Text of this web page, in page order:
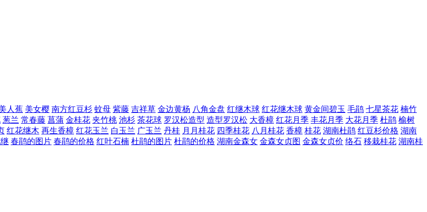
人蕉 美女樱 南方红豆杉 蚊母 紫藤 吉祥草 金边黄杨 八角金盘 红继木球 红花继木球 黄金间碧玉 毛鹃 七星茶花 楠竹
葱兰 常春藤 菖蒲 金桂花 夹竹桃 池杉 茶花球 罗汉松造型 造型罗汉松 大香樟 红花月季 丰花月季 大花月季 杜鹃 榆树
红花继木 再生香樟 红花玉兰 白玉兰 广玉兰 丹桂 月月桂花 四季桂花 八月桂花 香樟 桂花 湖南杜鹃 红豆杉价格 湖南
春鹃的图片 春鹃的价格 红叶石楠 杜鹃的图片 杜鹃的价格 湖南金森女 金森女贞图 金森女贞价 络石 移栽桂花 湖南桂